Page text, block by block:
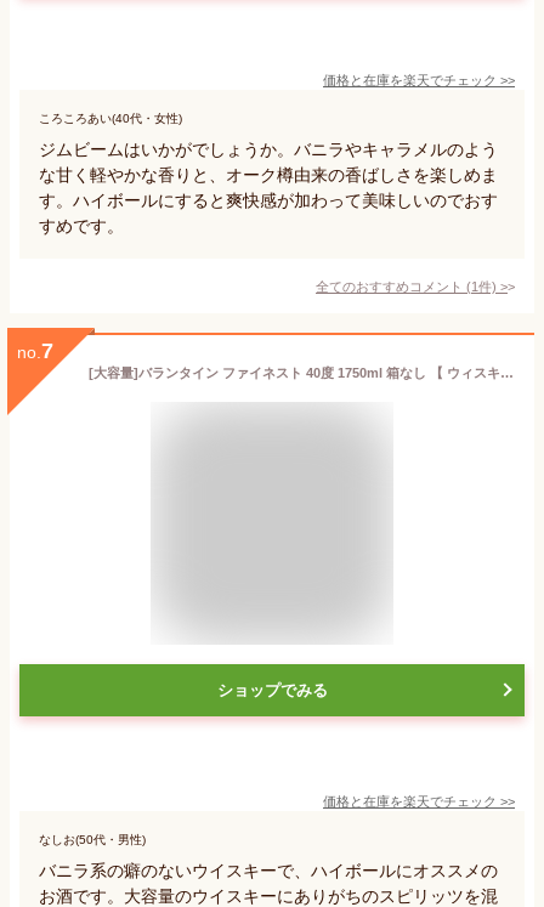
価格と在庫を楽天でチェック >>
ころころあい(40代・女性)
ジムビームはいかがでしょうか。バニラやキャラメルのよう
な甘く軽やかな香りと、オーク樽由来の香ばしさを楽しめま
す。ハイボールにすると爽快感が加わって美味しいのでおす
すめです。
全てのおすすめコメント (1件) >
no. 7
[大容量]バランタイン ファイネスト 40度 1750ml 箱なし 【 ウィスキー スコッチウイスキー お酒い ウイスキー スコッチ 業務用 酒 お酒 蒸留酒 スコッチウィスキー アウトドア お祝い 祖父 ひとり呑み 宅飲み 飲み会 ひとり飲み 洋酒 】【ワインならリカオー】
ショップでみる
価格と在庫を楽天でチェック >>
なしお(50代・男性)
バニラ系の癖のないウイスキーで、ハイボールにオススメの
お酒です。大容量のウイスキーにありがちのスピリッツを混